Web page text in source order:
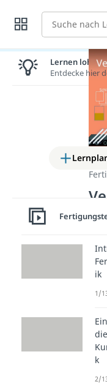
Suche
In
Lernen lohnt
Entdecke hier
ik
1/
die
k
2/